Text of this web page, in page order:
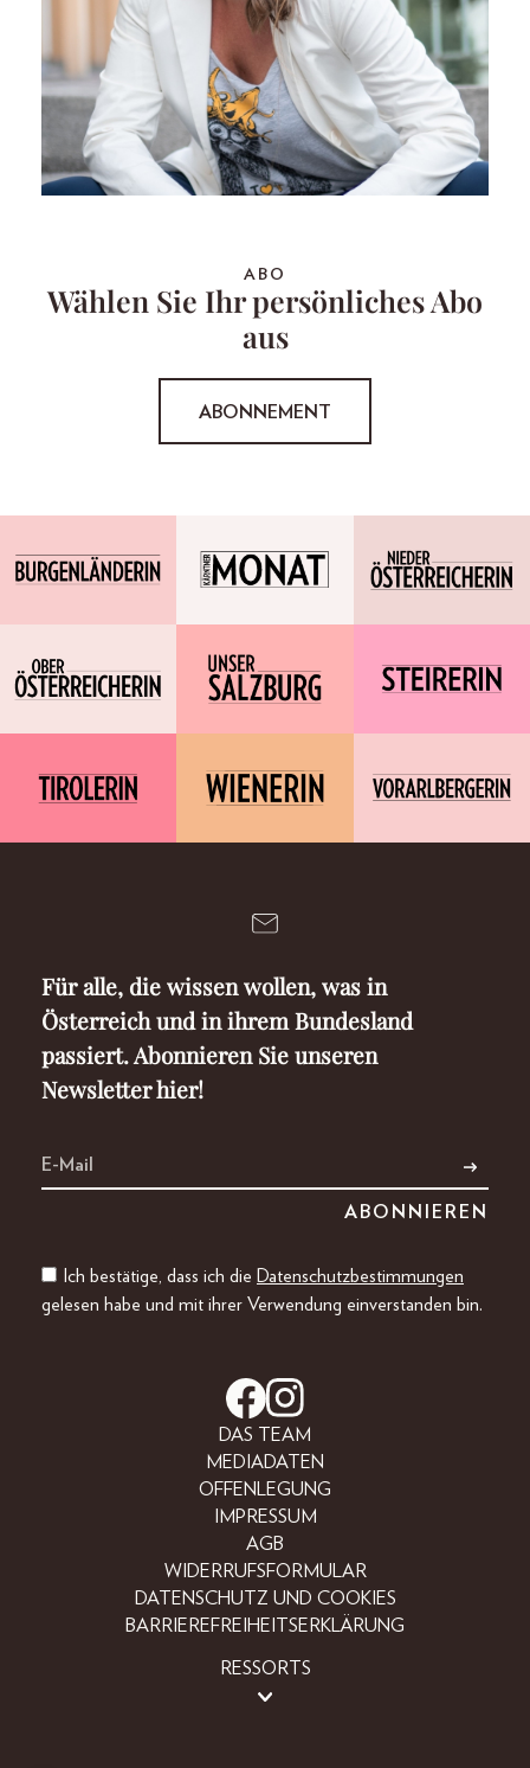
ABO
Wählen Sie Ihr persönliches Abo
aus
ABONNEMENT
Für alle, die wissen wollen, was in
Österreich und in ihrem Bundesland
passiert. Abonnieren Sie unseren
Newsletter hier!
Ich bestätige, dass ich die Datenschutzbestimmungen
gelesen habe und mit ihrer Verwendung einverstanden bin.
DAS TEAM
MEDIADATEN
OFFENLEGUNG
IMPRESSUM
AGB
WIDERRUFSFORMULAR
DATENSCHUTZ UND COOKIES
BARRIEREFREIHEITSERKLÄRUNG
RESSORTS